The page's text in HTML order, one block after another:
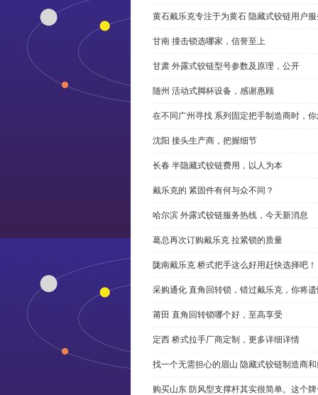
黄石戴乐克专注于为黄石 隐藏式铰链用户
甘南 撞击锁选哪家，信誉至上
甘肃 外露式铰链型号参数及原理，公开
随州 活动式脚杯设备，感谢惠顾
在不同广州寻找 系列固定把手制造商时，
沈阳 接头生产商，把握细节
长春 半隐藏式铰链费用，以人为本
戴乐克的 紧固件有何与众不同？
哈尔滨 外露式铰链服务热线，今天新消息
葛总再次订购戴乐克 拉紧锁的质量
陇南戴乐克 桥式把手这么好用赶快选择吧！
采购通化 直角回转锁，错过戴乐克，你将
莆田 直角回转锁哪个好，至高享受
定西 桥式拉手厂商定制，更多详细详情
找一个无需担心的眉山 隐藏式铰链制造商
购买山东 防风型支撑杆其实很简单。这个